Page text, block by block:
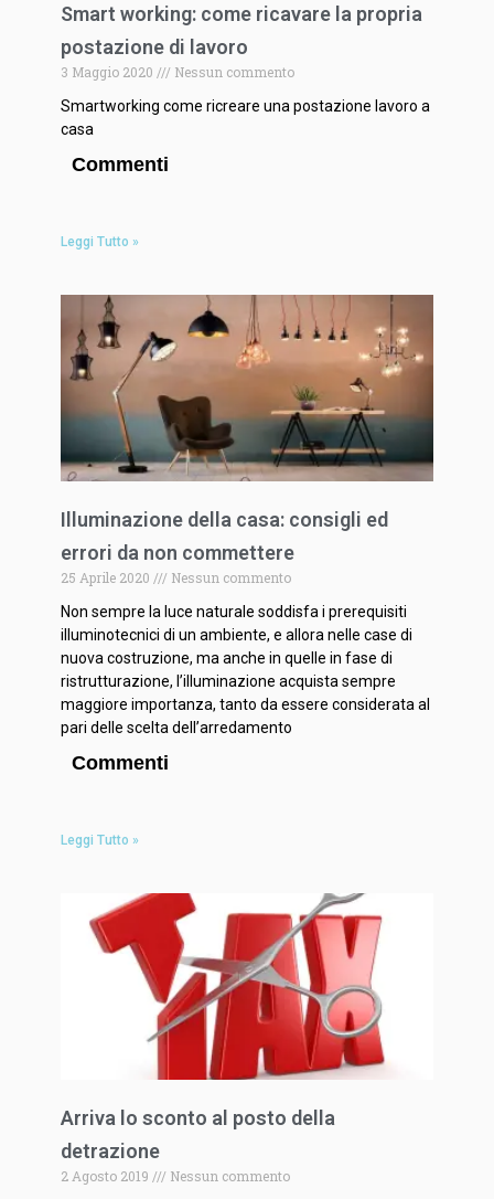
Smart working: come ricavare la propria
postazione di lavoro
3 Maggio 2020
Nessun commento
Smartworking come ricreare una postazione lavoro a
casa
Commenti
Leggi Tutto »
Illuminazione della casa: consigli ed
errori da non commettere
25 Aprile 2020
Nessun commento
Non sempre la luce naturale soddisfa i prerequisiti
illuminotecnici di un ambiente, e allora nelle case di
nuova costruzione, ma anche in quelle in fase di
ristrutturazione, l’illuminazione acquista sempre
maggiore importanza, tanto da essere considerata al
pari delle scelta dell’arredamento
Commenti
Leggi Tutto »
Arriva lo sconto al posto della
detrazione
2 Agosto 2019
Nessun commento